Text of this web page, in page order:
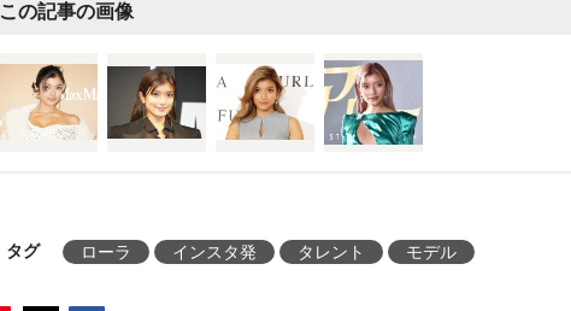
この記事の画像
タグ ローラ インスタ発 タレント モデル